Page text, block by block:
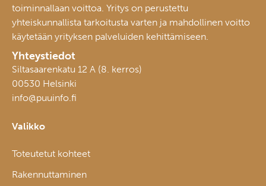
toiminnallaan voittoa. Yritys on perustettu
yhteiskunnallista tarkoitusta varten ja mahdollinen voitto
käytetään yrityksen palveluiden kehittämiseen.
Yhteystiedot
Siltasaarenkatu 12 A (8. kerros)
00530 Helsinki
info@puuinfo.fi
Valikko
Toteutetut kohteet
Rakennuttaminen